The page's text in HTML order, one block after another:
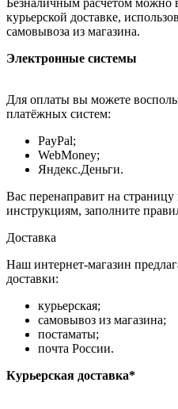
Безналичным расчётом можно
курьерской доставке,
самовывоза из магазина.
Электронные системы
Для оплаты вы можете
платёжных систем:
PayPal;
WebMoney;
Яндекс.Деньги.
Вас перенаправит на страницу
инструкциям, заполните
Доставка
Наш интернет-магазин
доставки:
курьерская;
самовывоз из магазина;
постаматы;
почта России.
Курьерская доставка*